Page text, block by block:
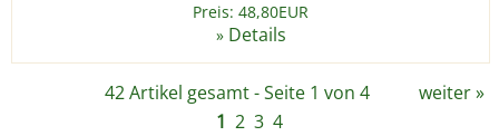
Preis: 48,80EUR
» Details
42 Artikel gesamt - Seite 1 von 4 weiter»
1 2 3 4